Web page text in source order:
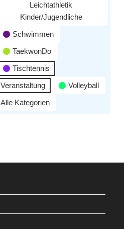
Leichtathletik
Kinder/Jugendliche
Schwimmen
TaekwonDo
Tischtennis
Veranstaltung
Volleyball
Alle Kategorien